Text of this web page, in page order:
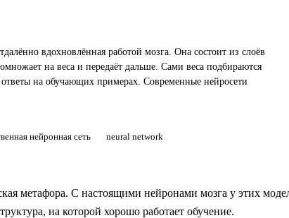
вдохновлённая работой мозга. Она состоит из слоёв
на веса и передаёт дальше. Сами веса подбираются
на обучающих примерах. Современные нейросети
нейронная сеть neural network
метафора. С настоящими нейронами мозга у этих
на которой хорошо работает обучение.